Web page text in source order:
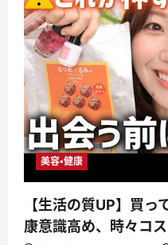
美容・健康
【生活の質UP】買
康意識高め、時々コ